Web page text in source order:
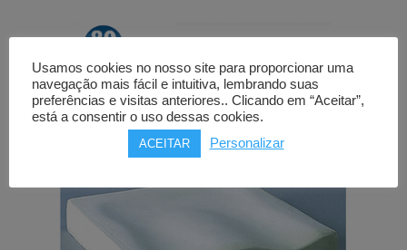
Usamos cookies no nosso site para proporcionar uma
navegação mais fácil e intuitiva, lembrando suas
preferências e visitas anteriores.. Clicando em “Aceitar”,
está a consentir o uso dessas cookies.
ACEITAR Personalizar